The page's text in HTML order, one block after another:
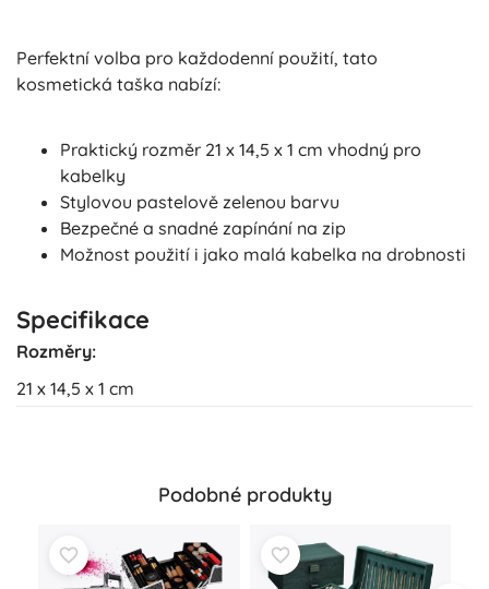
Perfektní volba pro každodenní použití, tato
kosmetická taška nabízí:
Praktický rozměr 21 x 14,5 x 1 cm vhodný pro
kabelky
Stylovou pastelově zelenou barvu
Bezpečné a snadné zapínání na zip
Možnost použití i jako malá kabelka na drobnosti
Specifikace
Rozměry:
21 x 14,5 x 1 cm
Podobné produkty